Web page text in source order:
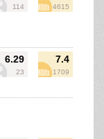
114 4615
6.29
23
7.4
1709